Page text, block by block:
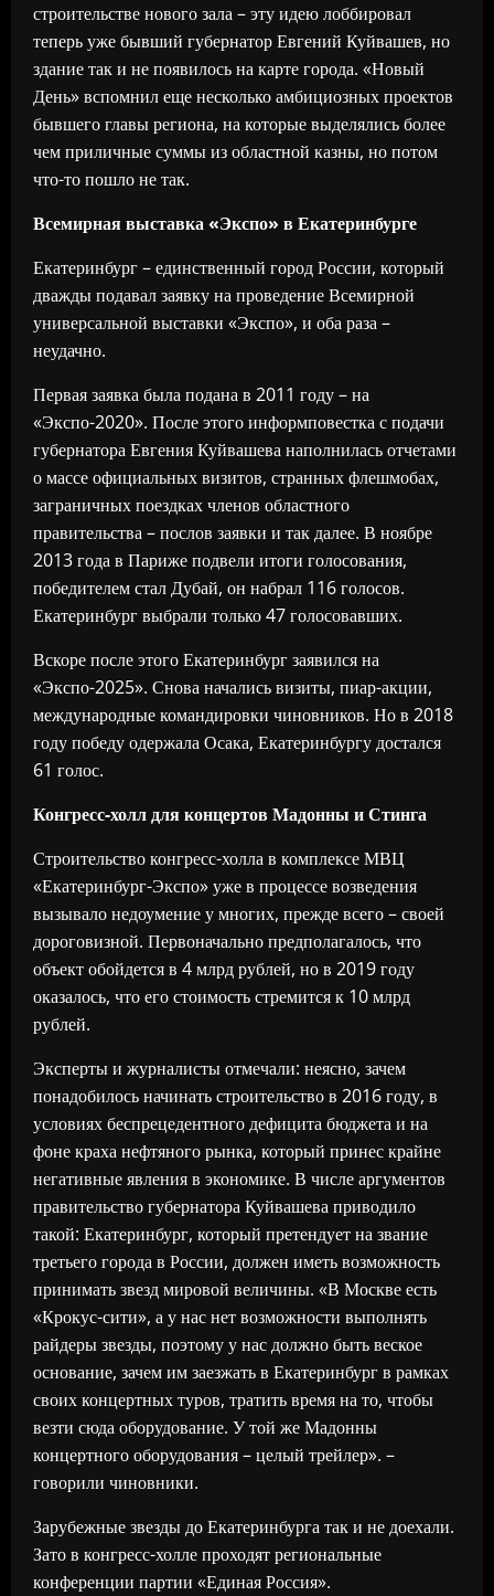
строительстве нового зала – эту идею лоббировал
теперь уже бывший губернатор Евгений Куйвашев, но
здание так и не появилось на карте города. «Новый
День» вспомнил еще несколько амбициозных проектов
бывшего главы региона, на которые выделялись более
чем приличные суммы из областной казны, но потом
что-то пошло не так.
Всемирная выставка «Экспо» в Екатеринбурге
Екатеринбург – единственный город России, который
дважды подавал заявку на проведение Всемирной
универсальной выставки «Экспо», и оба раза –
неудачно.
Первая заявка была подана в 2011 году – на
«Экспо-2020». После этого информповестка с подачи
губернатора Евгения Куйвашева наполнилась отчетами
о массе официальных визитов, странных флешмобах,
заграничных поездках членов областного
правительства – послов заявки и так далее. В ноябре
2013 года в Париже подвели итоги голосования,
победителем стал Дубай, он набрал 116 голосов.
Екатеринбург выбрали только 47 голосовавших.
Вскоре после этого Екатеринбург заявился на
«Экспо-2025». Снова начались визиты, пиар-акции,
международные командировки чиновников. Но в 2018
году победу одержала Осака, Екатеринбургу достался
61 голос.
Конгресс-холл для концертов Мадонны и Стинга
Строительство конгресс-холла в комплексе МВЦ
«Екатеринбург-Экспо» уже в процессе возведения
вызывало недоумение у многих, прежде всего – своей
дороговизной. Первоначально предполагалось, что
объект обойдется в 4 млрд рублей, но в 2019 году
оказалось, что его стоимость стремится к 10 млрд
рублей.
Эксперты и журналисты отмечали: неясно, зачем
понадобилось начинать строительство в 2016 году, в
условиях беспрецедентного дефицита бюджета и на
фоне краха нефтяного рынка, который принес крайне
негативные явления в экономике. В числе аргументов
правительство губернатора Куйвашева приводило
такой: Екатеринбург, который претендует на звание
третьего города в России, должен иметь возможность
принимать звезд мировой величины. «В Москве есть
«Крокус-сити», а у нас нет возможности выполнять
райдеры звезды, поэтому у нас должно быть веское
основание, зачем им заезжать в Екатеринбург в рамках
своих концертных туров, тратить время на то, чтобы
везти сюда оборудование. У той же Мадонны
концертного оборудования – целый трейлер». –
говорили чиновники.
Зарубежные звезды до Екатеринбурга так и не доехали.
Зато в конгресс-холле проходят региональные
конференции партии «Единая Россия».